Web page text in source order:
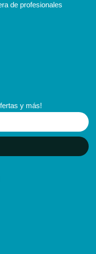
de profesionales
y más!